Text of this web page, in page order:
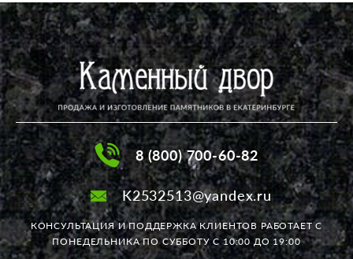
8 (800) 700-60-82
K2532513@yandex.ru
КОНСУЛЬТАЦИЯ И ПОДДЕРЖКА КЛИЕНТОВ РАБОТАЕТС
ПОНЕДЕЛЬНИКА ПО СУББОТУ С 10:00 ДО 19:00